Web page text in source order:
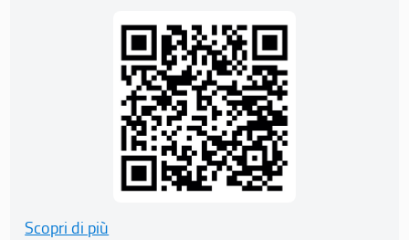
Scopri di più